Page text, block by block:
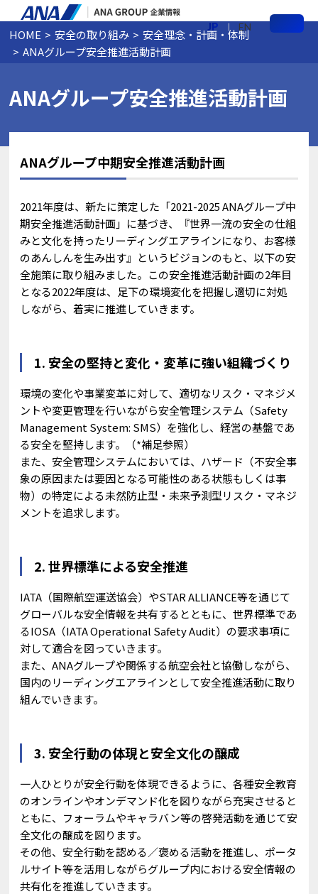
JP EN
HOME 安全の取り組み
安全理念・計画・体制
ANAグループ安全推進活動計画
ANAグループ安全推進活動計画
ANAグループ中期安全推進活動計画
2021年度は、新たに策定した「2021-2025 ANAグループ中
期安全推進活動計画」に基づき、『世界一流の安全の仕組
みと文化を持ったリーディングエアラインになり、お客様
のあんしんを生み出す』というビジョンのもと、以下の安
全施策に取り組みました。この安全推進活動計画の2年目
となる2022年度は、足下の環境変化を把握し適切に対処
しながら、着実に推進していきます。
1. 安全の堅持と変化・変革に強い組織づくり
環境の変化や事業変革に対して、適切なリスク・マネジメ
ントや変更管理を行いながら安全管理システム（Safety
Management System: SMS）を強化し、経営の基盤であ
る安全を堅持します。（*補足参照）
また、安全管理システムにおいては、ハザード（不安全事
象の原因または要因となる可能性のある状態もしくは事
物）の特定による未然防止型・未来予測型リスク・マネジ
メントを追求します。
2. 世界標準による安全推進
IATA（国際航空運送協会）やSTAR ALLIANCE等を通じて
グローバルな安全情報を共有するとともに、世界標準であ
るIOSA（IATA Operational Safety Audit）の要求事項に
対して適合を図っていきます。
また、ANAグループや関係する航空会社と協働しながら、
国内のリーディングエアラインとして安全推進活動に取り
組んでいきます。
3. 安全行動の体現と安全文化の醸成
一人ひとりが安全行動を体現できるように、各種安全教育
のオンラインやオンデマンド化を図りながら充実させると
ともに、フォーラムやキャラバン等の啓発活動を通じて安
全文化の醸成を図ります。
その他、安全行動を認める／褒める活動を推進し、ポータ
ルサイト等を活用しながらグループ内における安全情報の
共有化を推進していきます。